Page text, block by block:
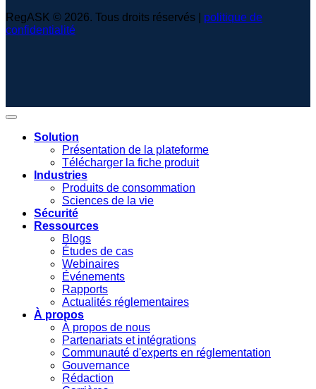
RegASK © 2026. Tous droits réservés | politique de
confidentialité
Solution
Présentation de la plateforme
Télécharger la fiche produit
Industries
Produits de consommation
Sciences de la vie
Sécurité
Ressources
Blogs
Études de cas
Webinaires
Événements
Rapports
Actualités réglementaires
À propos
À propos de nous
Partenariats et intégrations
Communauté d'experts en réglementation
Gouvernance
Rédaction